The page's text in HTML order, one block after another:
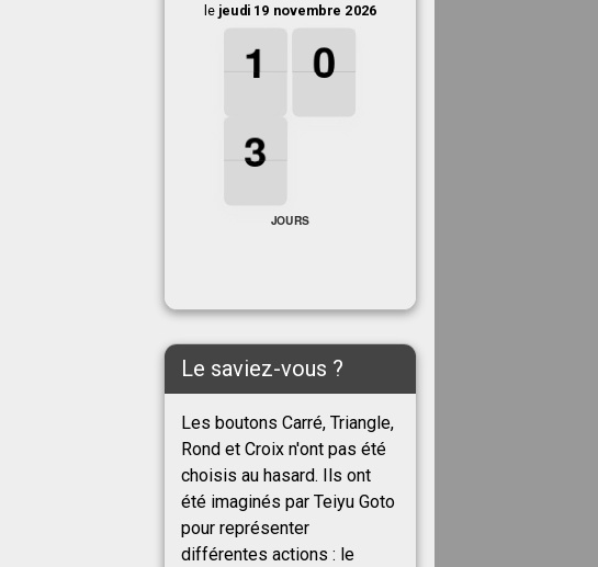
le jeudi 19 novembre 2026
1
1
1
1 0
0
0
0
3
3
3
3
JOURS
Le saviez-vous ?
Les boutons Carré, Triangle,
Rond et Croix n'ont pas été
choisis au hasard. Ils ont
été imaginés par Teiyu Goto
pour représenter
différentes actions : le